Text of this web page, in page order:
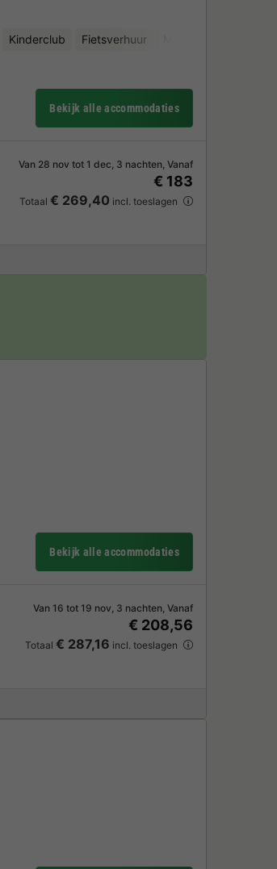
Kinderclub Fietsverhuur
Bekijk alle accommodaties
Van 28 nov tot 1 dec, 3 nachten, Vanaf
€ 183
Totaal € 269,40 incl. toeslagen
Bekijk alle accommodaties
Van 16 tot 19 nov, 3 nachten, Vanaf
€ 208,56
Totaal € 287,16 incl. toeslagen